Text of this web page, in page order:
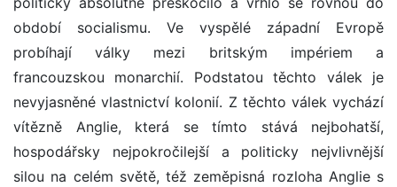
období socialismu. Ve vyspělé západní Evropě
probíhají války mezi britským impériem a
francouzskou monarchií. Podstatou těchto válek je
nevyjasněné vlastnictví kolonií. Z těchto válek vychází
vítězně Anglie, která se tímto stává nejbohatší,
hospodářsky nejpokročilejší a politicky nejvlivnější
silou na celém světě, též zeměpisná rozloha Anglie s